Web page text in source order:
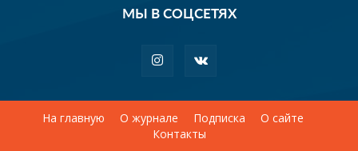
МЫ В СОЦСЕТЯХ
На главную О журнале Подписка
О сайте
Контакты